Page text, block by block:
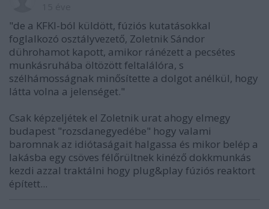
"de a KFKI-ból küldött, fúziós kutatásokkal
foglalkozó osztályvezető, Zoletnik Sándor
dührohamot kapott, amikor ránézett a pecsétes
munkásruhába öltözött feltalálóra, s
szélhámosságnak minősítette a dolgot anélkül, hogy
látta volna a jelenséget."
Csak képzeljétek el Zoletnik urat ahogy elmegy
budapest "rozsdanegyedébe" hogy valami
baromnak az idiótaságait halgassa és mikor belép a
lakásba egy csöves félőrültnek kinéző dokkmunkás
kezdi azzal traktálni hogy plug&play fúziós reaktort
épített...